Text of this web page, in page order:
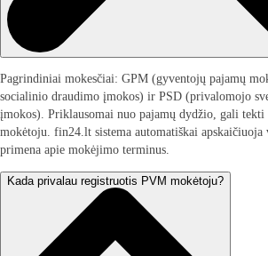
Pagrindiniai mokesčiai: GPM (gyventojų pajamų
socialinio draudimo įmokos) ir PSD (privalomojo
įmokos). Priklausomai nuo pajamų dydžio, gali
mokėtoju. fin24.lt sistema automatiškai apskaičiuoja
primena apie mokėjimo terminus.
Kada privalau registruotis PVM mokėtoju?